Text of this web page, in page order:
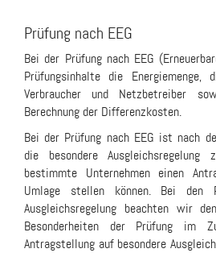
Prüfung nach EEG
Bei der Prüfung nach EEG
Prüfungsinhalte die Energiemenge,
Verbraucher und Netzbetreiber
Berechnung der Differenzkosten.
Bei der Prüfung nach EEG ist nach
die besondere
bestimmte Unternehmen einen
Umlage stellen können. Bei den
Ausgleichsregelung beachten wir
Besonderheiten der Prüfung im
Antragstellung auf besondere